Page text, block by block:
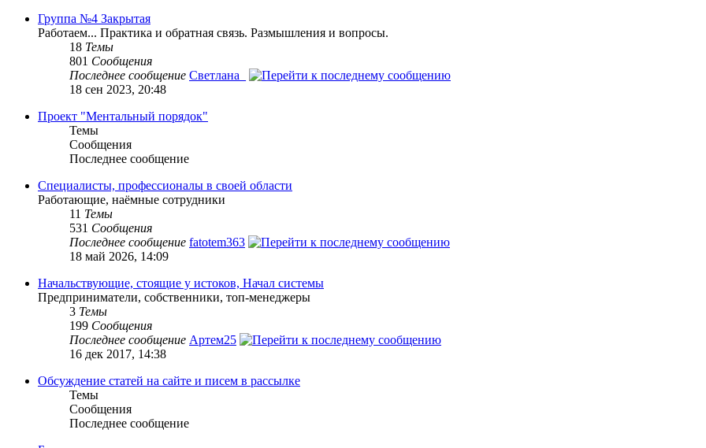
Группа №4 Закрытая
Работаем... Практика и обратная связь. Размышления и вопросы.
18 Темы
801 Сообщения
Последнее сообщение Светлана_
18 сен 2023, 20:48
Проект "Ментальный порядок"
Темы
Сообщения
Последнее сообщение
Специалисты, профессионалы в своей области
Работающие, наёмные сотрудники
11 Темы
531 Сообщения
Последнее сообщение fatotem363
18 май 2026, 14:09
Начальствующие, стоящие у истоков, Начал системы
Предприниматели, собственники, топ-менеджеры
3 Темы
199 Сообщения
Последнее сообщение Артем25
16 дек 2017, 14:38
Обсуждение статей на сайте и писем в рассылке
Темы
Сообщения
Последнее сообщение